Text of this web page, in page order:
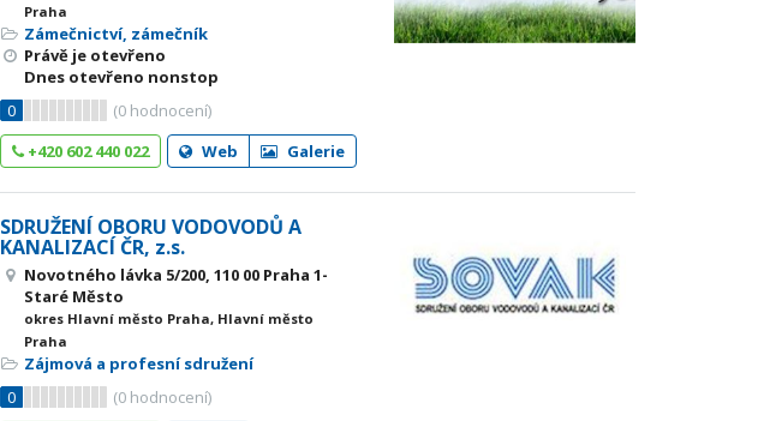
Praha
Zámečnictví, zámečník
Právě je otevřeno
Dnes otevřeno nonstop
0
(0 hodnocení)
+420 602 440 022
Web Galerie
SDRUŽENÍ OBORU VODOVODŮ A
KANALIZACÍ ČR, z.s.
Novotného lávka 5/200, 110 00 Praha 1-
Staré Město
okres Hlavní město Praha, Hlavní město
Praha
Zájmová a profesní sdružení
0
(0 hodnocení)